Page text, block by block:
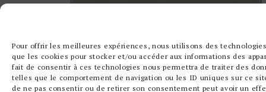
Pour offrir les meilleures expériences, nous utilisons des
que les cookies pour stocker et/ou accéder aux informations des
fait de consentir à ces technologies nous permettra de traiter des
telles que le comportement de navigation ou les ID uniques sur ce
de ne pas consentir ou de retirer son consentement peut avoir un
STUDY OF A SEATED ANGEL BY
JULES MACHARD